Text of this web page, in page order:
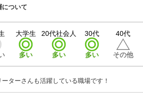
ついて
大学生
多い
20代社会人
多い
30代
多い
40代
その他
ターさんも活躍している職場です！